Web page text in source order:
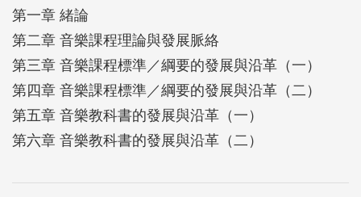
第一章 緒論
第二章 音樂課程理論與發展脈絡
第三章 音樂課程標準／綱要的發展與沿革（一）
第四章 音樂課程標準／綱要的發展與沿革（二）
第五章 音樂教科書的發展與沿革（一）
第六章 音樂教科書的發展與沿革（二）